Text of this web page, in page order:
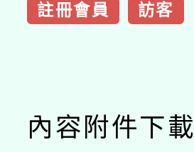
註冊會員 訪客
內容附件下載